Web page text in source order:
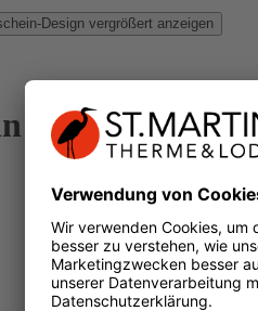
Design vergrößert anzeigen
der Panorama